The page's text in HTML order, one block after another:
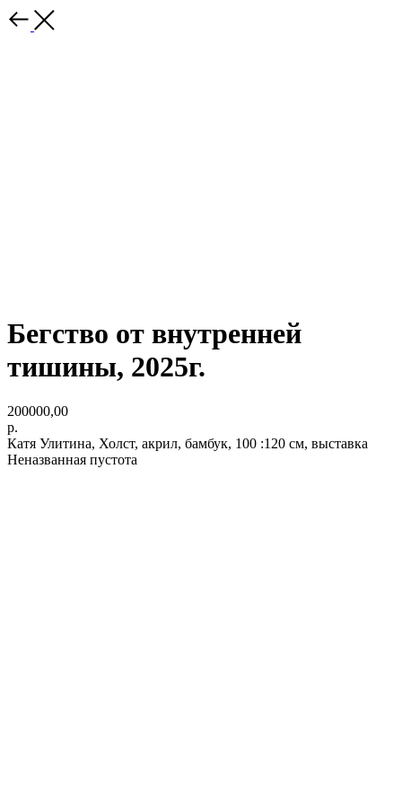
Бегство от внутренней
тишины, 2025г.
200000,00
р.
Катя Улитина, Холст, акрил, бамбук, 100 :120 см, выставка
Неназванная пустота